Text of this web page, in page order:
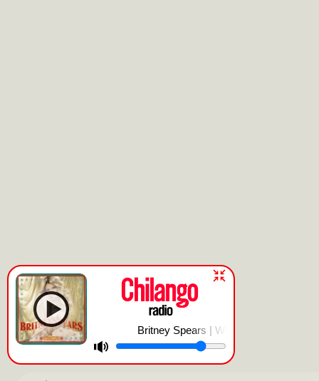
Britney Spears | Womanizer